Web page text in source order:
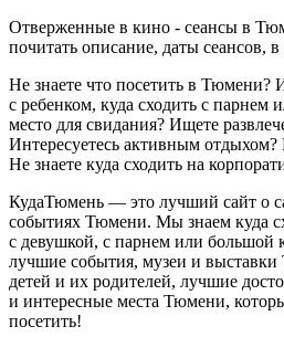
Отверженные в кино - сеансы в
почитать описание, даты сеансов,
Не знаете что посетить в Тюмени?
с ребенком, куда сходить с парнем
место для свидания? Ищете
Интересуетесь активным
Не знаете куда сходить на
КудаТюмень — это лучший сайт о
событиях Тюмени. Мы знаем куда
с девушкой, с парнем или большой
лучшие события, музеи и
детей и их родителей, лучшие
и интересные места Тюмени,
посетить!